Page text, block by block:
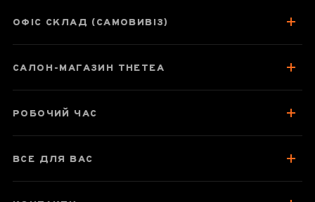
Паспорт улуну
Смак, аромат, колір
ОФІС СКЛАД (САМОВИВІЗ)
САЛОН-МАГАЗИН THETEA
РОБОЧИЙ ЧАС
ВСЕ ДЛЯ ВАС